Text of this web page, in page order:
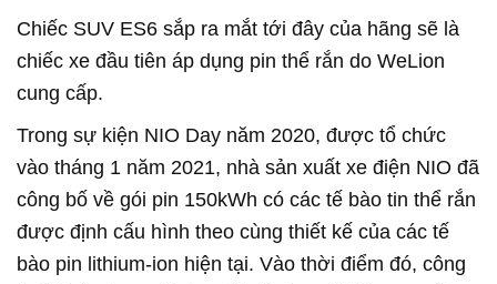
Chiếc SUV ES6 sắp ra mắt tới đây của hãng sẽ là
chiếc xe đầu tiên áp dụng pin thể rắn do WeLion
cung cấp.
Trong sự kiện NIO Day năm 2020, được tổ chức
vào tháng 1 năm 2021, nhà sản xuất xe điện NIO đã
công bố về gói pin 150kWh có các tế bào tin thể rắn
được định cấu hình theo cùng thiết kế của các tế
bào pin lithium-ion hiện tại. Vào thời điểm đó, công